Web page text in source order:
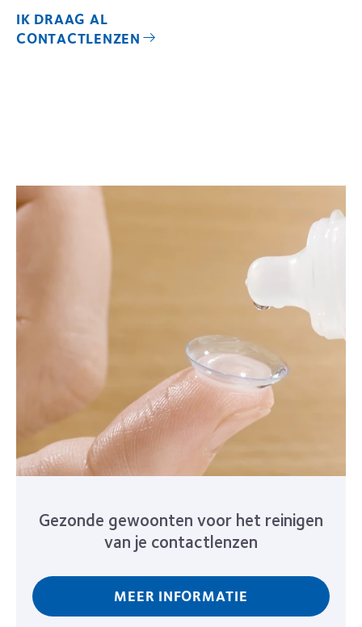
IK DRAAG AL
CONTACTLENZEN
Gezonde gewoonten voor het reinigen
van je contactlenzen
MEER INFORMATIE